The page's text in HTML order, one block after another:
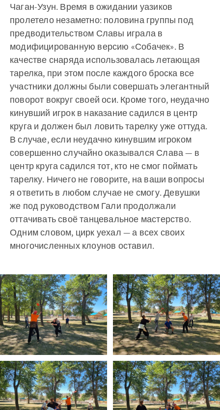
Чаган-Узун. Время в ожидании уазиков
пролетело незаметно: половина группы под
предводительством Славы играла в
модифицированную версию «Собачек». В
качестве снаряда использовалась летающая
тарелка, при этом после каждого броска все
участники должны были совершать элегантный
поворот вокруг своей оси. Кроме того, неудачно
кинувший игрок в наказание садился в центр
круга и должен был ловить тарелку уже оттуда.
В случае, если неудачно кинувшим игроком
совершенно случайно оказывался Слава — в
центр круга садился тот, кто не смог поймать
тарелку. Ничего не говорите, на ваши вопросы
я ответить в любом случае не смогу. Девушки
же под руководством Гали продолжали
оттачивать своё танцевальное мастерство.
Одним словом, цирк уехал — а всех своих
многочисленных клоунов оставил.